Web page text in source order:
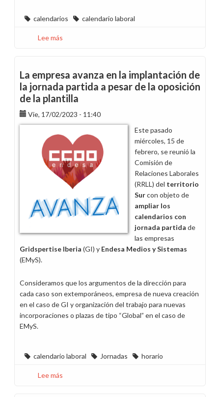
calendarios calendario laboral
Lee más
para
2023:
rectificar
es
de
sabios,
pero
hacerlo
demasiadas
veces
no
lo
es
La empresa avanza en la implantación de
la jornada partida a pesar de la oposición
de la plantilla
Vie, 17/02/2023 - 11:40
Este pasado
miércoles, 15 de
febrero, se reunió la
Comisión de
Relaciones Laborales
(RRLL) del territorio
Surcon objeto de
ampliar los
calendarios con
jornada partida de
las empresas
Gridspertise Iberia (GI) y Endesa Medios y Sistemas
(EMyS).
Consideramos que los argumentos de la dirección para
cada caso son extemporáneos, empresa de nueva creación
en el caso de GI y organización del trabajo para nuevas
incorporaciones o plazas de tipo “Global” en el caso de
EMyS.
calendario laboral Jornadas horario
Lee más